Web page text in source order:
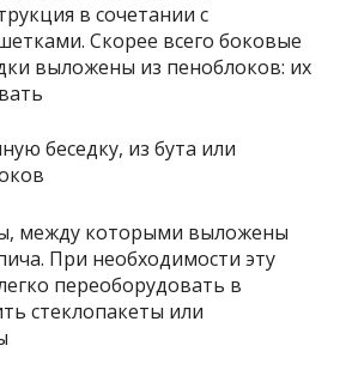
в сочетании с
Скорее всего боковые
выложены из пеноблоков: их
между которыми выложены
При необходимости эту
переоборудовать в
стеклопакеты или